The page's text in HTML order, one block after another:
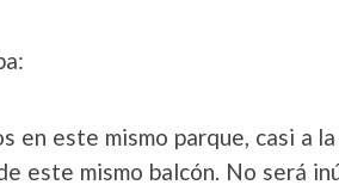
en este mismo parque, casi a
este mismo balcón. No será